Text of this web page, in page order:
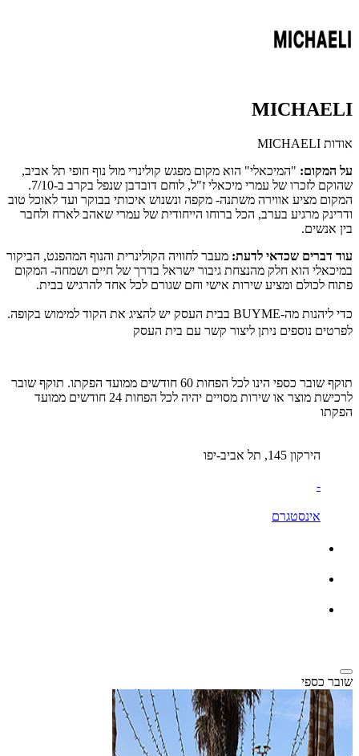
MICHAELI
אודות MICHAELI
על המקום: "המיכאלי" הוא מקום מפגש קולינרי מול נוף חופי תל אביב,
שהוקם לזכרו של עמרי מיכאלי ז"ל, לוחם דובדבן שנפל בקרב ב-7/10.
המקום מציע אווירה משתנה- מקפה ונשנוש איכותי בבוקר ועד לאוכל טוב
ודרינק מרגיע בערב, הכל ברוחו הייחודית של עמרי שאהב לארח ולחבר
בין אנשים.
עוד דברים שכדאי לדעת: מעבר לחוויה הקולינרית והנוף המהפנט, הביקור
במיכאלי הוא חלק מהנצחת גיבור ישראל בדרך של חיים ושמחה- המקום
פתוח לכולם ומציע שירות אישי וחם שגורם לכל אחד להרגיש בבית.
כדי ליהנות מה-BUYME בבית העסק יש להציג את הקוד למימוש בקופה.
לפרטים נוספים ניתן ליצור קשר עם בית העסק
תוקף שובר כספי הינו לכל הפחות 60 חודשים ממועד הפקתו. תוקף שובר
לרכישת מוצר או שירות מסויים יהיה לכל הפחות 24 חודשים ממועד
הפקתו
הירקון 145, תל אביב-יפו
-
אינסטגרם
שובר כספי